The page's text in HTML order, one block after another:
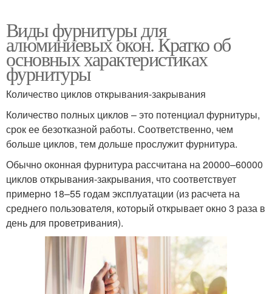
Виды фурнитуры для
алюминиевых окон. Кратко об
основных характеристиках
фурнитуры
Количество циклов открывания-закрывания
Количество полных циклов – это потенциал фурнитуры,
срок ее безотказной работы. Соответственно, чем
больше циклов, тем дольше прослужит фурнитура.
Обычно оконная фурнитура рассчитана на 20000–60000
циклов открывания-закрывания, что соответствует
примерно 18–55 годам эксплуатации (из расчета на
среднего пользователя, который открывает окно 3 раза в
день для проветривания).